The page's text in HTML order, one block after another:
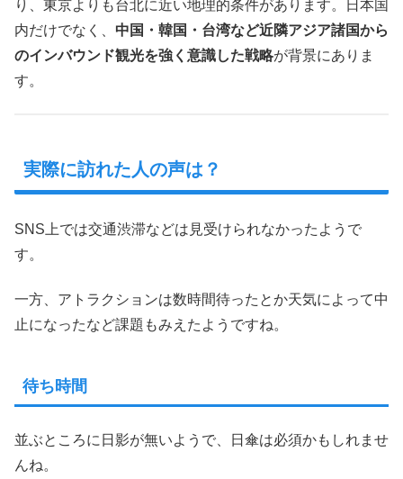
り、東京よりも台北に近い地理的条件があります。日本国
内だけでなく、 中国・韓国・台湾など近隣アジア諸国から
のインバウンド観光を強く意識した戦略が背景にありま
す。
実際に訪れた人の声は？
SNS上では交通渋滞などは見受けられなかったようで
す。
一方、アトラクションは数時間待ったとか天気によって中
止になったなど課題もみえたようですね。
待ち時間
並ぶところに日影が無いようで、日傘は必須かもしれませ
んね。